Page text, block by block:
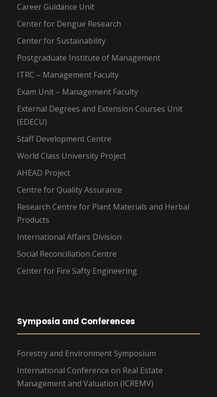
Career Guidance Unit
Center for Dengue Research
Center for Sustainability
Postgraduate Institute of Management
ITRC – Management Faculty
Exam Unit – Management Faculty
External Degrees and Extension Courses Unit
(EDECU)
Staff Development Centre
World Class University Project
AHEAD Project
Centre for Quality Assurance
Research Centre for Plant Materials and Herbal
Products
International Affairs Division
Social Reconciliation Centre
Center for Fire Safty Engineering
Symposia and Conferences
Forestry and Environment Symposium
International Conference on Real Estate
Management and Valuation (ICREMV)